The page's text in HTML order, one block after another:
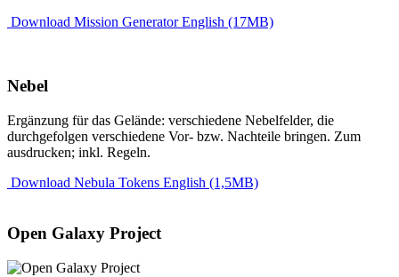
Download Mission Generator English (17MB)
Nebel
Ergänzung für das Gelände: verschiedene Nebelfelder, die
durchgefolgen verschiedene Vor- bzw. Nachteile bringen. Zum
ausdrucken; inkl. Regeln.
Download Nebula Tokens English (1,5MB)
Open Galaxy Project